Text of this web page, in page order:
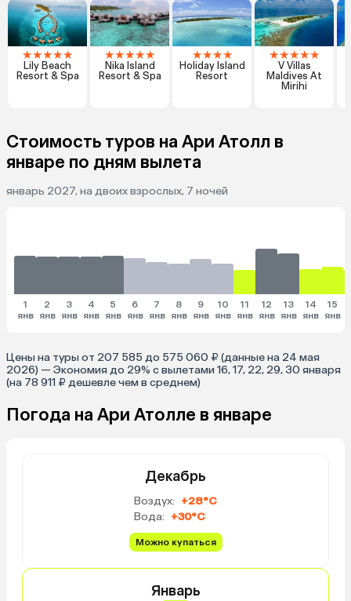
★★★★★
Lily Beach
Resort & Spa
★★★★★
Nika Island
Resort & Spa
★★★★
Holiday Island
Resort
★★★★★
V Villas
Maldives At
Mirihi
Стоимость туров на Ари Атолл в
январе по дням вылета
январь 2027, на двоих взрослых, 7 ночей
1
янв
2
янв
3
янв
4
янв
5
янв
6
янв
7
янв
8
янв
9
янв
10
янв
11
янв
12
янв
13
янв
14
янв
15
янв
Цены на туры от 207 585 до 575 060 ₽ (данные на 24 мая
2026) — Экономия до 29% с вылетами 16, 17, 22, 29, 30 января
(на 78 911 ₽ дешевле чем в среднем)
Погода на Ари Атолле в январе
Декабрь
Воздух: +28°C
Вода: +30°C
Можно купаться
Январь